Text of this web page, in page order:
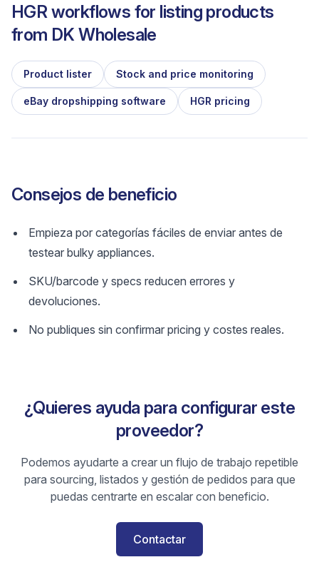
HGR workflows for listing products
from DK Wholesale
Product lister Stock and price monitoring
eBay dropshipping software HGR pricing
Consejos de beneficio
Empieza por categorías fáciles de enviar antes de
testear bulky appliances.
SKU/barcode y specs reducen errores y
devoluciones.
No publiques sin confirmar pricing y costes reales.
¿Quieres ayuda para configurar este
proveedor?
Podemos ayudarte a crear un flujo de trabajo repetible
para sourcing, listados y gestión de pedidos para que
puedas centrarte en escalar con beneficio.
Contactar